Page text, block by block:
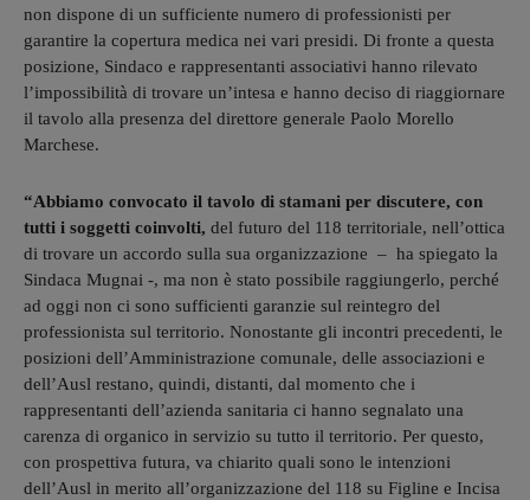
non dispone di un sufficiente numero di professionisti per
garantire la copertura medica nei vari presidi. Di fronte a questa
posizione, Sindaco e rappresentanti associativi hanno rilevato
l’impossibilità di trovare un’intesa e hanno deciso di riaggiornare
il tavolo alla presenza del direttore generale Paolo Morello
Marchese.
“Abbiamo convocato il tavolo di stamani per discutere, con
tutti i soggetti coinvolti, del futuro del 118 territoriale, nell’ottica
di trovare un accordo sulla sua organizzazione – ha spiegato la
Sindaca Mugnai -, ma non è stato possibile raggiungerlo, perché
ad oggi non ci sono sufficienti garanzie sul reintegro del
professionista sul territorio. Nonostante gli incontri precedenti, le
posizioni dell’Amministrazione comunale, delle associazioni e
dell’Ausl restano, quindi, distanti, dal momento che i
rappresentanti dell’azienda sanitaria ci hanno segnalato una
carenza di organico in servizio su tutto il territorio. Per questo,
con prospettiva futura, va chiarito quali sono le intenzioni
dell’Ausl in merito all’organizzazione del 118 su Figline e Incisa